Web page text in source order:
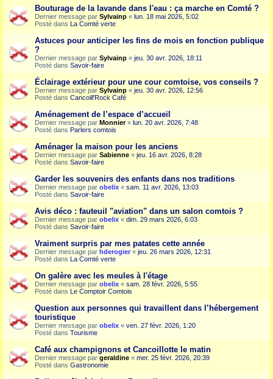
Bouturage de la lavande dans l'eau : ça marche en Comté ?
Dernier message par Sylvainp « lun. 18 mai 2026, 5:02
Posté dans La Comté verte
Astuces pour anticiper les fins de mois en fonction publique
?
Dernier message par Sylvainp « jeu. 30 avr. 2026, 18:11
Posté dans Savoir-faire
Éclairage extérieur pour une cour comtoise, vos conseils ?
Dernier message par Sylvainp « jeu. 30 avr. 2026, 12:56
Posté dans Cancoill'Rock Café
Aménagement de l’espace d’accueil
Dernier message par Monnier« lun. 20 avr. 2026, 7:48
Posté dans Parlers comtois
Aménager la maison pour les anciens
Dernier message par Sabienne « jeu. 16 avr. 2026, 8:28
Posté dans Savoir-faire
Garder les souvenirs des enfants dans nos traditions
Dernier message par obelix « sam. 11 avr. 2026, 13:03
Posté dans Savoir-faire
Avis déco : fauteuil "aviation" dans un salon comtois ?
Dernier message par obelix « dim. 29 mars 2026, 6:03
Posté dans Savoir-faire
Vraiment surpris par mes patates cette année
Dernier message par hderogier « jeu. 26 mars 2026, 12:31
Posté dans La Comté verte
On galère avec les meules à l'étage
Dernier message par obelix « sam. 28 févr. 2026, 5:55
Posté dans Le Comptoir Comtois
Question aux personnes qui travaillent dans l’hébergement
touristique
Dernier message par obelix « ven. 27 févr. 2026, 1:20
Posté dans Tourisme
Café aux champignons et Cancoillotte le matin
Dernier message par geraldine « mer. 25 févr. 2026, 20:39
Posté dans Gastronomie